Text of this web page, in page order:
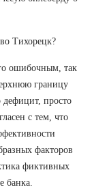
Тихорецк?
ошибочным, так
границу
дефицит, просто
с тем, что
факторов
фиктивных
банка.